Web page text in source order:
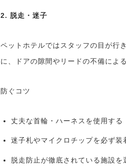
2. 脱走・迷子
ペットホテルではスタッフの目が行
に、ドアの隙間やリードの不備によ
防ぐコツ
丈夫な首輪・ハーネスを使用する
迷子札やマイクロチップを必ず装
脱走防止が徹底されている施設を